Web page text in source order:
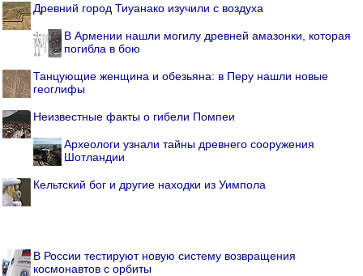
Древний город Тиуанако изучили с воздуха
В Армении нашли могилу древней амазонки, которая
погибла в бою
Танцующие женщина и обезьяна: в Перу нашли новые
геоглифы
Неизвестные факты о гибели Помпеи
Археологи узнали тайны древнего сооружения
Шотландии
Кельтский бог и другие находки из Уимпола
В России тестируют новую систему возвращения
космонавтов с орбиты